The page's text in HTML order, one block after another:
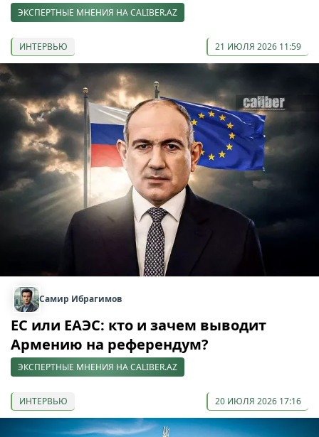
ЭКСПЕРТНЫЕ МНЕНИЯ НА CALIBER.AZ
ИНТЕРВЬЮ 21 ИЮЛЯ 2026 11:59
Самир Ибрагимов
ЕС или ЕАЭС: кто и зачем выводит
Армению на референдум?
ЭКСПЕРТНЫЕ МНЕНИЯ НА CALIBER.AZ
ИНТЕРВЬЮ 20 ИЮЛЯ 2026 17:16